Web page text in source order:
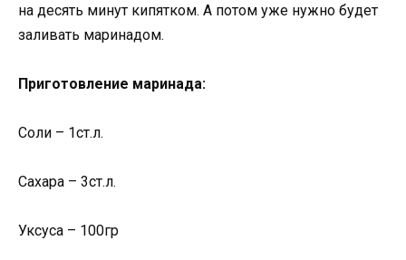
на десять минут кипятком. А потом уже нужно будет
заливать маринадом.
Приготовление маринада:
Соли – 1ст.л.
Сахара – 3ст.л.
Уксуса – 100гр